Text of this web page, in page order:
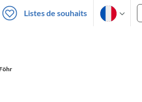
Listes de souhaits